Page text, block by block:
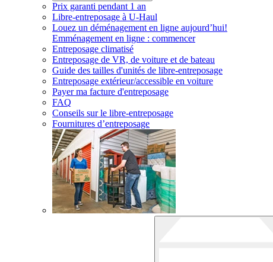
Prix garanti pendant 1 an
Libre-entreposage à U-Haul
Louez un déménagement en ligne aujourd’hui!
Emménagement en ligne : commencer
Entreposage climatisé
Entreposage de VR, de voiture et de bateau
Guide des tailles d'unités de libre-entreposage
Entreposage extérieur/accessible en voiture
Payer ma facture d'entreposage
FAQ
Conseils sur le libre-entreposage
Fournitures d’entreposage